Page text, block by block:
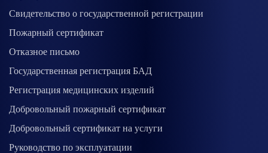
Свидетельство о государственной регистрации
Пожарный сертификат
Отказное письмо
Государственная регистрация БАД
Регистрация медицинских изделий
Добровольный пожарный сертификат
Добровольный сертификат на услуги
Руководство по эксплуатации